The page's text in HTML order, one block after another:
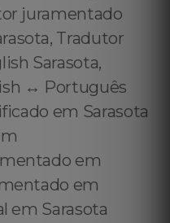
juramentado
Tradutor
Sarasota,
↔️ Português
em Sarasota
em
em
em Sarasota